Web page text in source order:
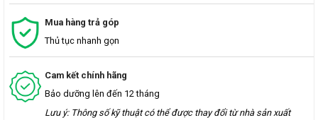
Mua hàng trả góp
Thủ tục nhanh gọn
Cam kết chính hãng
Bảo dưỡng lên đến 12 tháng
Lưu ý: Thông số kỹ thuật có thể được thay đổi từ nhà sản xuất